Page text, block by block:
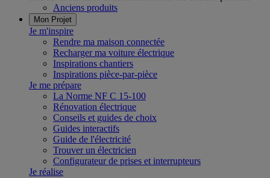
Anciens produits
Mon Projet
Je m'inspire
Rendre ma maison connectée
Recharger ma voiture électrique
Inspirations chantiers
Inspirations pièce-par-pièce
Je me prépare
La Norme NF C 15-100
Rénovation électrique
Conseils et guides de choix
Guides interactifs
Guide de l'électricité
Trouver un électricien
Configurateur de prises et interrupteurs
Je réalise